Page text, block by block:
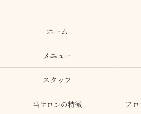
ホーム
メニュー
スタッフ
当サロンの特徴 ア